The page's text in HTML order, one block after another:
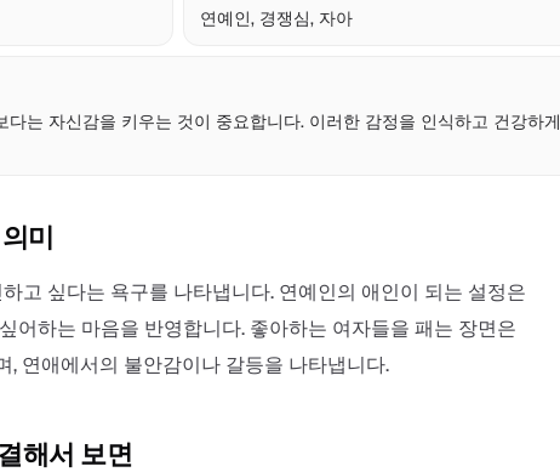
연예인, 경쟁심, 자아
다는 자신감을 키우는 것이 중요합니다. 이러한 감정을 인식하고 건강하게
미
고 싶다는 욕구를 나타냅니다. 연예인의 애인이 되는 설정은
어하는 마음을 반영합니다. 좋아하는 여자들을 패는 장면은
, 연애에서의 불안감이나 갈등을 나타냅니다.
해서 보면